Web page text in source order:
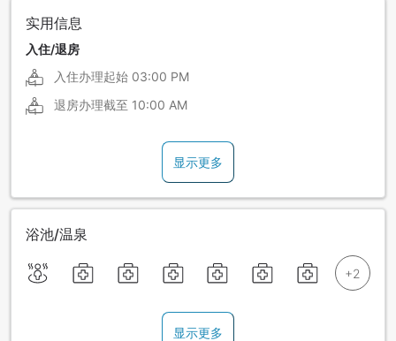
实用信息
入住/退房
入住办理起始 03:00 PM
退房办理截至 10:00 AM
显示更多
浴池/温泉
显示更多